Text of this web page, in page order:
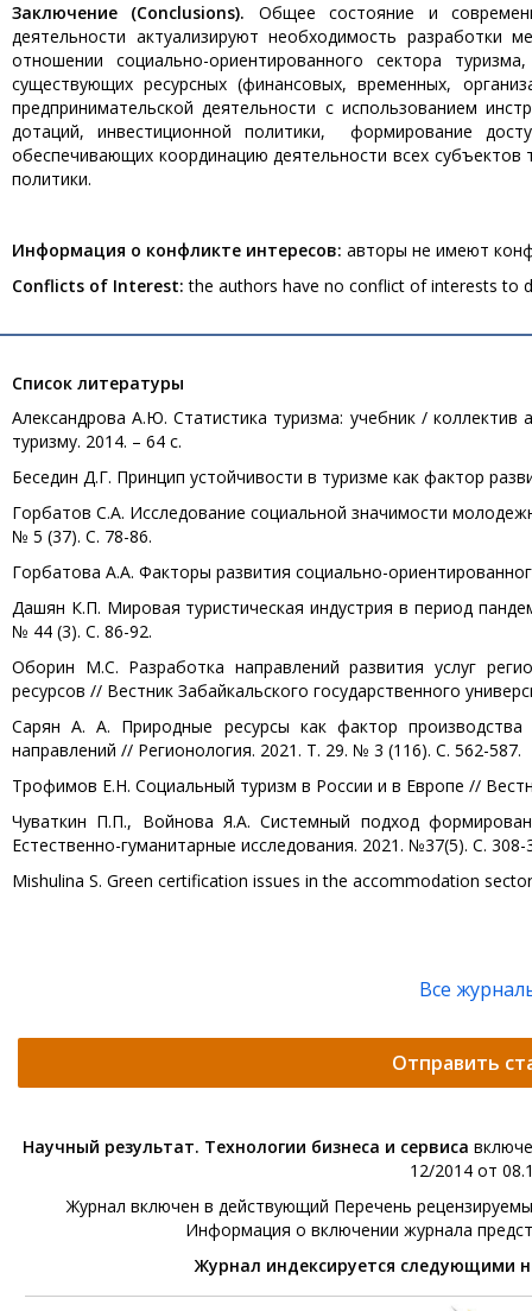
Заключение (Conclusions). Общее состояние и
деятельности актуализируют необходимость разработки
отношении социально-ориентированного сектора
существующих ресурсных (финансовых, временных,
предпринимательской деятельности с использованием
дотаций, инвестиционной политики, формирование
обеспечивающих координацию деятельности всех субъектов
политики.
Информация о конфликте интересов: авторы не имеют
Conflicts of Interest:the authors have no conflict of interests to
Список литературы
Александрова А.Ю. Статистика туризма: учебник /
туризму. 2014. – 64 с.
Беседин Д.Г. Принцип устойчивости в туризме как фактор
Горбатов С.А. Исследование социальной значимости
№ 5 (37). С. 78-86.
Горбатова А.А. Факторы развития социально-
Дашян К.П. Мировая туристическая индустрия в период
№ 44 (3). С. 86-92.
Оборин М.С. Разработка направлений развития услуг
ресурсов // Вестник Забайкальского государственного
Сарян А. А. Природные ресурсы как фактор производства
направлений // Регионология. 2021. Т. 29. № 3 (116). С. 562-587.
Трофимов Е.Н. Социальный туризм в России и в Европе //
Чуваткин П.П., Войнова Я.А. Системный подход
Естественно-гуманитарные исследования. 2021. №37(5). С. 308-
Mishulina S. Green certification issues in the accommodation
Все
Отправить
Научный результат. Технологии бизнеса и сервиса
12/2014 от
Журнал включен в действующий Перечень
Информация о включении журнала
Журнал индексируется следующими